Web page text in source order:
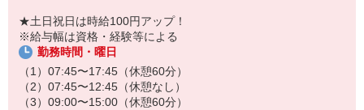
★土日祝日は時給100円アップ！
※給与幅は資格・経験等による
勤務時間・曜日
（1）07:45〜17:45（休憩60分）
（2）07:45〜12:45（休憩なし）
（3）09:00〜15:00（休憩60分）